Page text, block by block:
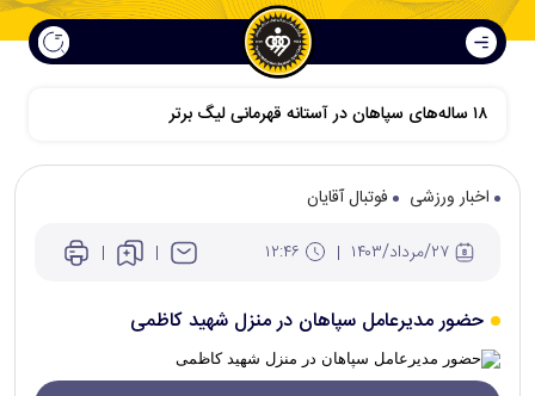
۱۸ ساله‌های سپاهان در آستانه قهرمانی لیگ برتر
اخبار ورزشی
فوتبال آقایان
حضور مدیرعامل سپاهان در منزل شهید کاظمی